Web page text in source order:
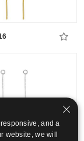
and a
website, we will